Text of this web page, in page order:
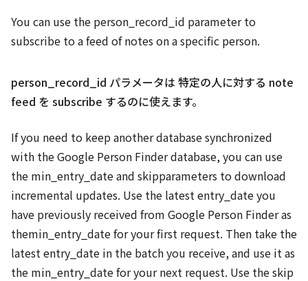
You can use the person_record_id parameter to
subscribe to a feed of notes on a specific person.
person_record_id パラメータは 特定の人に対する note
feed を subscribe するのに使えます。
If you need to keep another database synchronized
with the Google Person Finder database, you can use
the min_entry_date and skipparameters to download
incremental updates. Use the latest entry_date you
have previously received from Google Person Finder as
themin_entry_date for your first request. Then take the
latest entry_date in the batch you receive, and use it as
the min_entry_date for your next request. Use the skip